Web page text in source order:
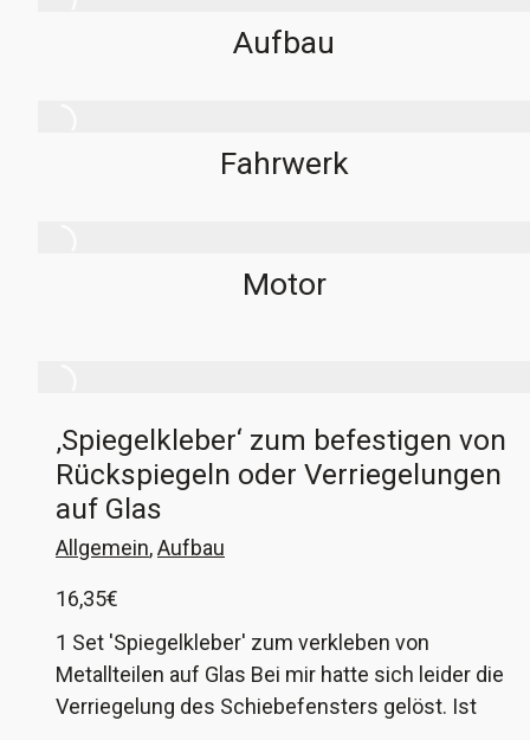
Aufbau
Fahrwerk
Motor
‚Spiegelkleber‘ zum befestigen von
Rückspiegeln oder Verriegelungen
auf Glas
Allgemein,Aufbau
16,35€
1 Set 'Spiegelkleber' zum verkleben von
Metallteilen auf Glas Bei mir hatte sich leider die
Verriegelung des Schiebefensters gelöst. Ist